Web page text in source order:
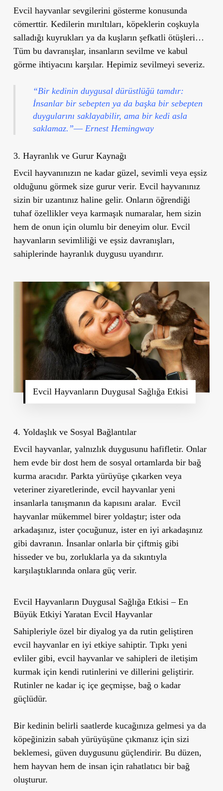
Evcil hayvanlar sevgilerini gösterme konusunda
cömerttir. Kedilerin mırıltıları, köpeklerin coşkuyla
salladığı kuyrukları ya da kuşların şefkatli ötüşleri…
Tüm bu davranışlar, insanların sevilme ve kabul
görme ihtiyacını karşılar. Hepimiz sevilmeyi severiz.
“Bir kedinin duygusal dürüstlüğü tamdır:
İnsanlar bir sebepten ya da başka bir sebepten
duygularını saklayabilir, ama bir kedi asla
saklamaz.”― Ernest Hemingway
3. Hayranlık ve Gurur Kaynağı
Evcil hayvanınızın ne kadar güzel, sevimli veya eşsiz
olduğunu görmek size gurur verir. Evcil hayvanınız
sizin bir uzantınız haline gelir. Onların öğrendiği
tuhaf özellikler veya karmaşık numaralar, hem sizin
hem de onun için olumlu bir deneyim olur. Evcil
hayvanların sevimliliği ve eşsiz davranışları,
sahiplerinde hayranlık duygusu uyandırır.
Evcil Hayvanların Duygusal Sağlığa Etkisi
4. Yoldaşlık ve Sosyal Bağlantılar
Evcil hayvanlar, yalnızlık duygusunu hafifletir. Onlar
hem evde bir dost hem de sosyal ortamlarda bir bağ
kurma aracıdır. Parkta yürüyüşe çıkarken veya
veteriner ziyaretlerinde, evcil hayvanlar yeni
insanlarla tanışmanın da kapısını aralar. Evcil
hayvanlar mükemmel birer yoldaştır; ister oda
arkadaşınız, ister çocuğunuz, ister en iyi arkadaşınız
gibi davranın. İnsanlar onlarla bir çiftmiş gibi
hisseder ve bu, zorluklarla ya da sıkıntıyla
karşılaştıklarında onlara güç verir.
Evcil Hayvanların Duygusal Sağlığa Etkisi – En
Büyük Etkiyi Yaratan Evcil Hayvanlar
Sahipleriyle özel bir diyalog ya da rutin geliştiren
evcil hayvanlar en iyi etkiye sahiptir. Tıpkı yeni
evliler gibi, evcil hayvanlar ve sahipleri de iletişim
kurmak için kendi rutinlerini ve dillerini geliştirir.
Rutinler ne kadar iç içe geçmişse, bağ o kadar
güçlüdür.
Bir kedinin belirli saatlerde kucağınıza gelmesi ya da
köpeğinizin sabah yürüyüşüne çıkmanız için sizi
beklemesi, güven duygusunu güçlendirir. Bu düzen,
hem hayvan hem de insan için rahatlatıcı bir bağ
oluşturur.